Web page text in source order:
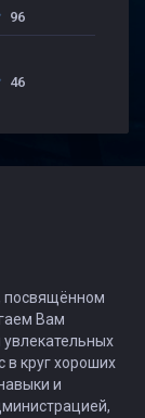
96
46
посвящённом
Вам
в круг хороших
и